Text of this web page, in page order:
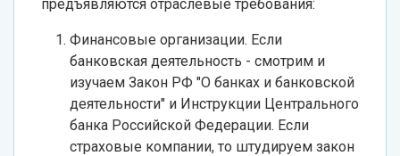
предъявляются отраслевые требования:
Финансовые организации. Если
банковская деятельность - смотрим и
изучаем Закон РФ "О банках и банковской
деятельности" и Инструкции Центрального
банка Российской Федерации. Если
страховые компании, то штудируем закон